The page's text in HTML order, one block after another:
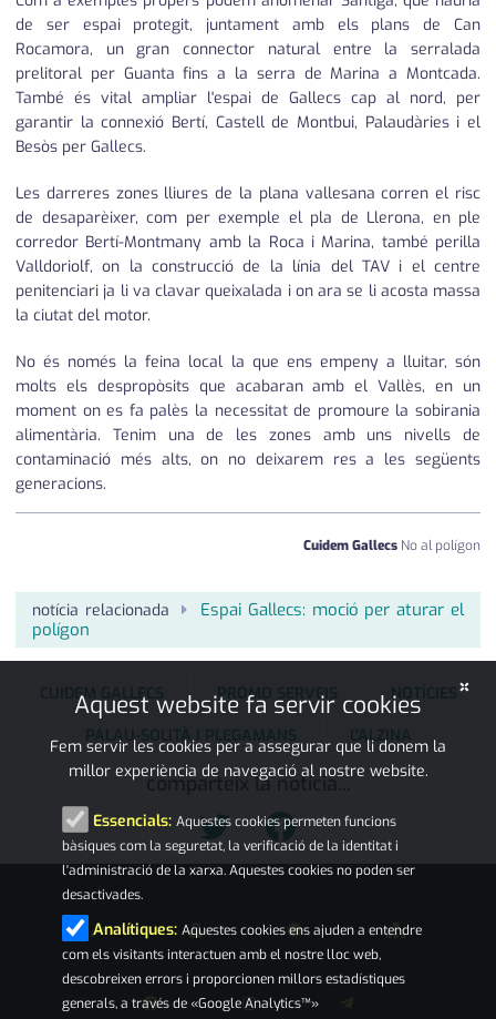
de ser espai protegit, juntament amb els plans de Can
Rocamora, un gran connector natural entre la serralada
prelitoral per Guanta fins a la serra de Marina a Montcada.
També és vital ampliar l'espai de Gallecs cap al nord, per
garantir la connexió Bertí, Castell de Montbui, Palaudàries i el
Besòs per Gallecs.
Les darreres zones lliures de la plana vallesana corren el risc
de desaparèixer, com per exemple el pla de Llerona, en ple
corredor Bertí-Montmany amb la Roca i Marina, també perilla
Valldoriolf, on la construcció de la línia del TAV i el centre
penitenciari ja li va clavar queixalada i on ara se li acosta massa
la ciutat del motor.
No és només la feina local la que ens empeny a lluitar, són
molts els despropòsits que acabaran amb el Vallès, en un
moment on es fa palès la necessitat de promoure la sobirania
alimentària. Tenim una de les zones amb uns nivells de
contaminació més alts, on no deixarem res a les següents
generacions.
Cuidem Gallecs No al polígon
notícia relacionada
Espai Gallecs: moció per aturar el
polígon
CUIDEM GALLECS PROMO SERVEIS
NOTÍCIES
PALAU-SOLITÀ I PLEGAMANS
L'ALZINA
comparteix la notícia...
×
Aquest website fa servir cookies
Fem servir les cookies per a assegurar que li donem la
millor experiència de navegació al nostre website.
Essencials: Aquestes cookies permeten funcions
bàsiques com la seguretat, la verificació de la identitat i
l'administració de la xarxa. Aquestes cookies no poden ser
desactivades.
Analítiques: Aquestes cookies ens ajuden a entendre
com els visitants interactuen amb el nostre lloc web,
descobreixen errors i proporcionen millors estadístiques
generals, a través de «Google Analytics™»